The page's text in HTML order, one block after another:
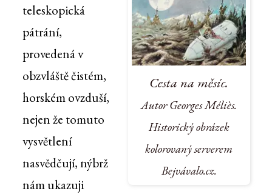
Cesta na měsíc.
Autor Georges Méliès.
Historický obrázek
kolorovaný serverem
Bejvávalo.cz.
teleskopická
pátrání,
provedená v
obzvláště čistém,
horském ovzduší,
nejen že tomuto
vysvětlení
nasvědčují, nýbrž
nám ukazuji